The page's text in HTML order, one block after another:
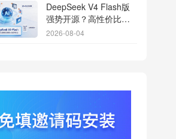
DeepSeek V4 Flash版
强势开源？高性价比基
座模型重塑长尾应用全
2026-08-04
行云科技算力订单超154
亿？底座产能扩张激活
AI应用多终端流转新周
2026-08-04